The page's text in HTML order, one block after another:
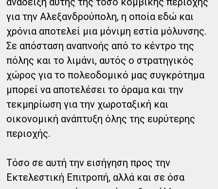
για την Αλεξανδρούπολη, η οποία εδώ και
χρόνια αποτελεί μια μόνιμη εστία μόλυνσης.
Σε απόσταση αναπνοής από το κέντρο της
πόλης και το λιμάνι, αυτός ο στρατηγικός
χώρος για το πολεοδομικό μας συγκρότημα
μπορεί να αποτελέσει το όραμα και την
τεκμηρίωση για την χωροταξική και
οικονομική ανάπτυξη όλης της ευρύτερης
περιοχής.
Τόσο σε αυτή την εισήγηση προς την
Εκτελεστική Επιτροπή, αλλά και σε όσα